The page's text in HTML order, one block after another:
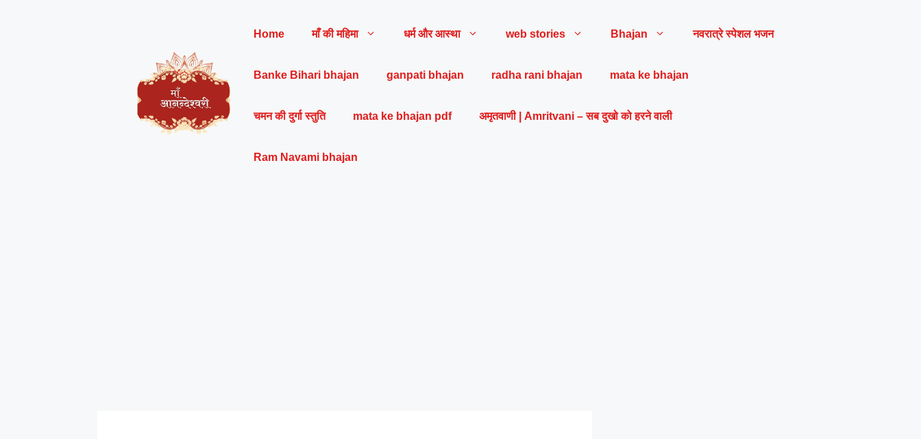
Home माँ की महिमा धर्म और आस्था web stories Bhajan नवरात्रे स्पेशल भजन
Banke Bihari bhajan ganpati bhajan radha rani bhajan mata ke bhajan
चमन की दुर्गा स्तुति mata ke bhajan pdf अमृतवाणी | Amritvani – सब दुखो को हरने वाली
Ram Navami bhajan